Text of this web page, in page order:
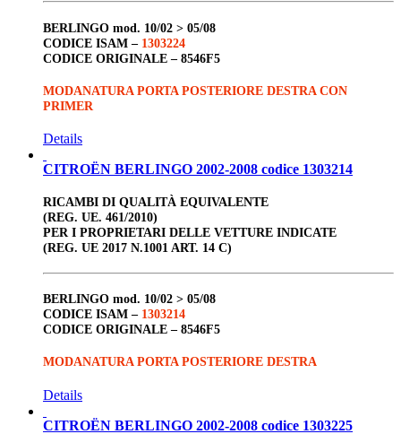
BERLINGO mod. 10/02 > 05/08
CODICE ISAM – 1303224
CODICE ORIGINALE – 8546F5
MODANATURA PORTA POSTERIORE DESTRA CON
PRIMER
Details
CITROËN BERLINGO 2002-2008 codice 1303214
RICAMBI DI QUALITÀ EQUIVALENTE
(REG. UE. 461/2010)
PER I PROPRIETARI DELLE VETTURE INDICATE
(REG. UE 2017 N.1001 ART. 14 C)
BERLINGO mod. 10/02 > 05/08
CODICE ISAM – 1303214
CODICE ORIGINALE – 8546F5
MODANATURA PORTA POSTERIORE DESTRA
Details
CITROËN BERLINGO 2002-2008 codice 1303225